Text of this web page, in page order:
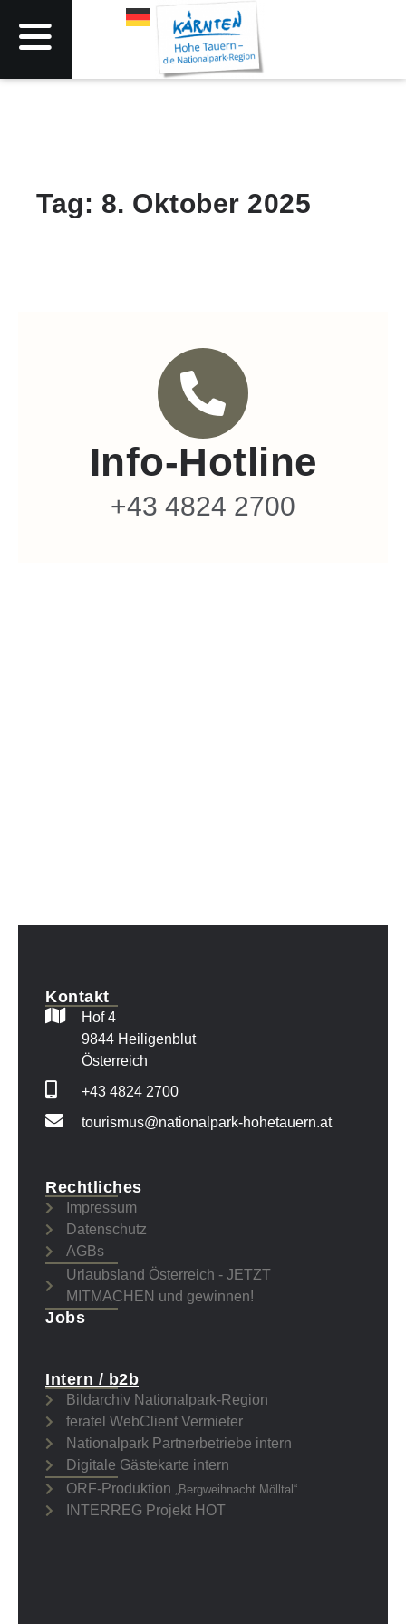
Tag: 8. Oktober 2025
Info-Hotline
+43 4824 2700
Kontakt
Hof 4
9844 Heiligenblut
Österreich
+43 4824 2700
tourismus@nationalpark-hohetauern.at
Rechtliches
Impressum
Datenschutz
AGBs
Urlaubsland Österreich - JETZT
MITMACHEN und gewinnen!
Jobs
Intern / b2b
Bildarchiv Nationalpark-Region
feratel WebClient Vermieter
Nationalpark Partnerbetriebe intern
Digitale Gästekarte intern
ORF-Produktion „Bergweihnacht Mölltal“
INTERREG Projekt HOT